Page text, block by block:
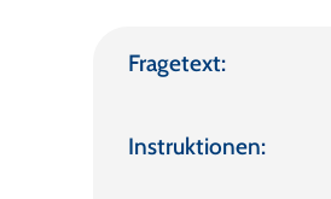
Fragetext:
Instruktionen: